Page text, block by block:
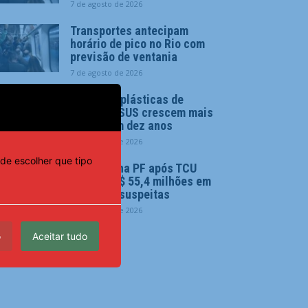
7 de agosto de 2026
Transportes antecipam
horário de pico no Rio com
previsão de ventania
7 de agosto de 2026
Cirurgias plásticas de
mama no SUS crescem mais
de 50% em dez anos
7 de agosto de 2026
Dino aciona PF após TCU
apontar R$ 55,4 milhões em
emendas suspeitas
7 de agosto de 2026
escolher que tipo
Aceitar tudo